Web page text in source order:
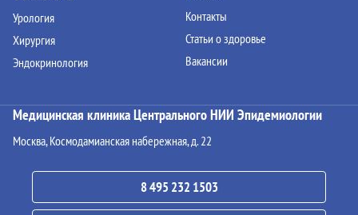
Урология
Хирургия
Эндокринология
Контакты
Статьи о здоровье
Вакансии
Медицинская клиника Центрального НИИ Эпидемиологии
Москва, Космодамианская набережная, д. 22
8 495 232 1503